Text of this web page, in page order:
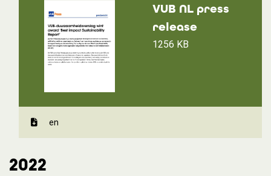
VUB NL press
release
1256 KB
en
2022